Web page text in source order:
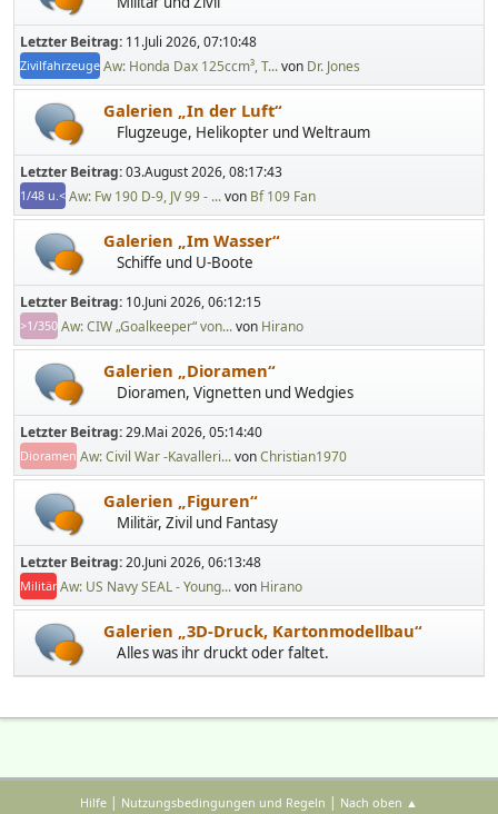
Letzter Beitrag: 11.Juli 2026, 07:10:48
Zivilfahrzeuge Aw: Honda Dax 125ccm³, T...von Dr. Jones
Galerien „In der Luft“
Flugzeuge, Helikopter und Weltraum
Letzter Beitrag:03.August 2026, 08:17:43
1/48 u.< Aw: Fw 190 D-9, JV 99 - ...von Bf 109 Fan
Galerien „Im Wasser“
Schiffe und U-Boote
Letzter Beitrag: 10.Juni 2026, 06:12:15
>1/350 Aw: CIW „Goalkeeper“ von...von Hirano
Galerien „Dioramen“
Dioramen, Vignetten und Wedgies
Letzter Beitrag:29.Mai 2026, 05:14:40
Dioramen Aw: Civil War -Kavalleri...vonChristian1970
Galerien „Figuren“
Militär, Zivil und Fantasy
Letzter Beitrag:20.Juni 2026, 06:13:48
Militär Aw: US Navy SEAL - Young...von Hirano
Galerien „3D-Druck, Kartonmodellbau“
Alles was ihr druckt oder faltet.
Hilfe | Nutzungsbedingungen und Regeln | Nach oben ▲